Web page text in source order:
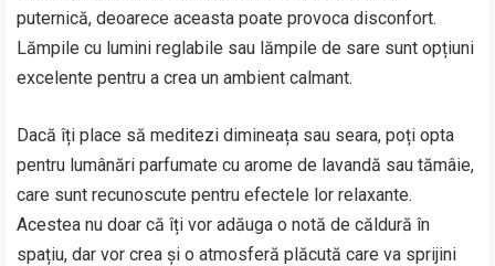
puternică, deoarece aceasta poate provoca disconfort.
Lămpile cu lumini reglabile sau lămpile de sare sunt opțiuni
excelente pentru a crea un ambient calmant.
Dacă îți place să meditezi dimineața sau seara, poți opta
pentru lumânări parfumate cu arome de lavandă sau tămâie,
care sunt recunoscute pentru efectele lor relaxante.
Acestea nu doar că îți vor adăuga o notă de căldură în
spațiu, dar vor crea și o atmosferă plăcută care va sprijini